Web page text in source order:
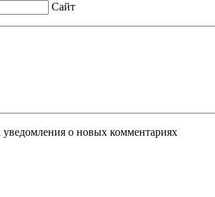
Сайт
уведомления о новых комментариях